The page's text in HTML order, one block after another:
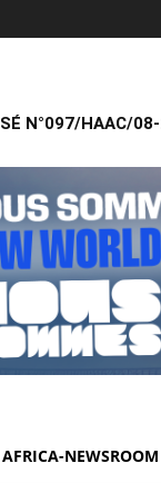
N°097/HAAC/
AFRICA-NEWSROOM